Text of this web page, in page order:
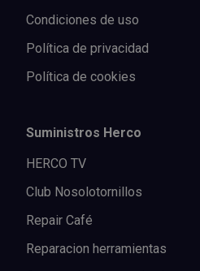
Condiciones de uso
Política de privacidad
Política de cookies
Suministros Herco
HERCO TV
Club Nosolotornillos
Repair Café
Reparacion herramientas